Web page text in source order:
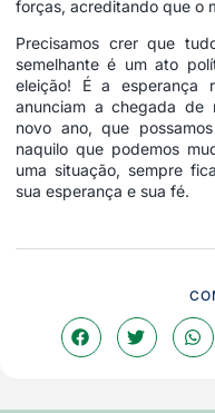
forças, acreditando que o
Precisamos crer que
semelhante é um ato
eleição! É a esperança
anunciam a chegada de
novo ano, que
naquilo que podemos
uma situação, sempre
sua esperança e sua fé.